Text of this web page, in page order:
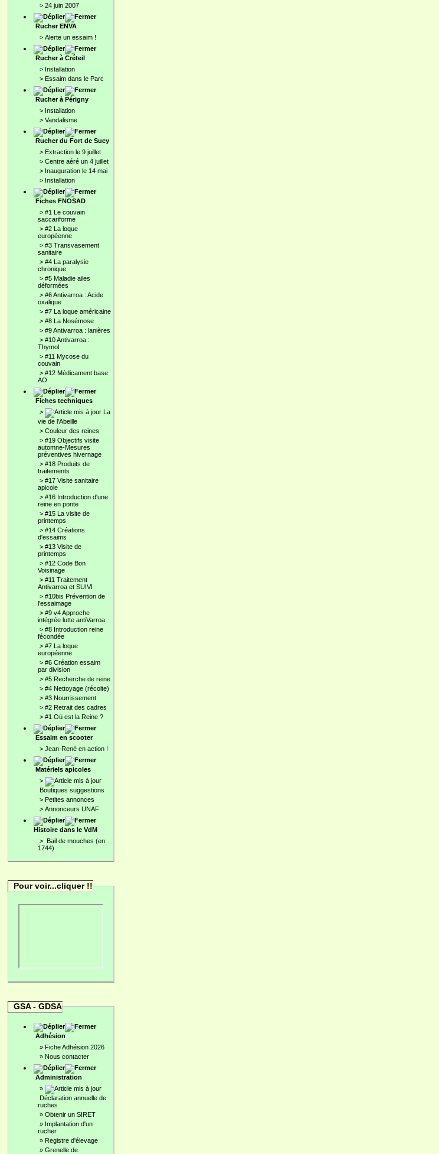
> 24 juin 2007
Rucher ENVA
> Alerte un essaim !
Rucher à Créteil
> Installation
> Essaim dans le Parc
Rucher à Périgny
> Installation
> Vandalisme
Rucher du Fort de Sucy
> Extraction le 9 juillet
> Centre aéré un 4 juillet
> Inauguration le 14 mai
> Installation
Fiches FNOSAD
> #1 Le couvain
saccariforme
> #2 La loque
européenne
> #3 Transvasement
sanitaire
> #4 La paralysie
chronique
> #5 Maladie ailes
déformées
> #6 Antivarroa : Acide
oxalique
> #7 La loque américaine
> #8 La Nosémose
> #9 Antivarroa : lanières
> #10 Antivarroa :
Thymol
> #11 Mycose du
couvain
> #12 Médicament base
AO
Fiches techniques
>
La
vie de l'Abeille
> Couleur des reines
> #19 Objectifs visite
automne-Mesures
préventives hivernage
> #18 Produits de
traitements
> #17 Visite sanitaire
apicole
> #16 Introduction d'une
reine en ponte
> #15 La visite de
printemps
> #14 Créations
d'essaims
> #13 Visite de
printemps
> #12 Code Bon
Voisinage
> #11 Traitement
Antivarroa et SUIVI
> #10bis Prévention de
l'essaimage
> #9 v4 Approche
intégrée lutte antiVarroa
> #8 Introduction reine
fécondée
> #7 La loque
européenne
> #6 Création essaim
par division
> #5 Recherche de reine
> #4 Nettoyage (récolte)
> #3 Nourrissement
> #2 Retrait des cadres
> #1 Où est la Reine ?
Essaim en scooter
> Jean-René en action !
Matériels apicoles
>
Boutiques suggestions
> Petites annonces
> Annonceurs UNAF
Histoire dans le VdM
> Bail de mouches (en
1744)
Pour voir...cliquer !!
GSA - GDSA
Adhésion
» Fiche Adhésion 2026
» Nous contacter
Administration
»
Déclaration annuelle de
ruches
» Obtenir un SIRET
» Implantation d'un
rucher
» Registre d'élevage
» Grenelle de